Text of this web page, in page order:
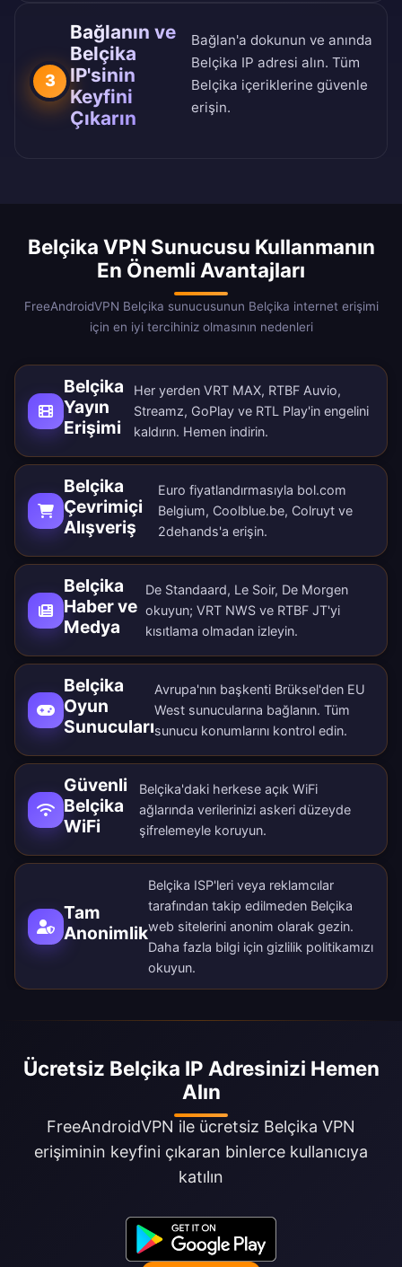
3
Bağlanın ve
Belçika
IP'sinin
Keyfini
Çıkarın
Bağlan'a dokunun ve anında
Belçika IP adresi alın. Tüm
Belçika içeriklerine güvenle
erişin.
Belçika VPN Sunucusu Kullanmanın
En Önemli Avantajları
FreeAndroidVPN Belçika sunucusunun Belçika internet erişimi
için en iyi tercihiniz olmasının nedenleri
Belçika
Yayın
Erişimi
Her yerden VRT MAX, RTBF Auvio,
Streamz, GoPlay ve RTL Play'in engelini
kaldırın. Hemen indirin.
Belçika
Çevrimiçi
Alışveriş
Euro fiyatlandırmasıyla bol.com
Belgium, Coolblue.be, Colruyt ve
2dehands'a erişin.
Belçika
Haber ve
Medya
De Standaard, Le Soir, De Morgen
okuyun; VRT NWS ve RTBF JT'yi
kısıtlama olmadan izleyin.
Belçika
Oyun
Sunucuları
Avrupa'nın başkenti Brüksel'den EU
West sunucularına bağlanın. Tüm
sunucu konumlarını kontrol edin.
Güvenli
Belçika
WiFi
Belçika'daki herkese açık WiFi
ağlarında verilerinizi askeri düzeyde
şifrelemeyle koruyun.
Tam
Anonimlik
Belçika ISP'leri veya reklamcılar
tarafından takip edilmeden Belçika
web sitelerini anonim olarak gezin.
Daha fazla bilgi için gizlilik politikamızı
okuyun.
Ücretsiz Belçika IP Adresinizi Hemen
Alın
FreeAndroidVPN ile ücretsiz Belçika VPN
erişiminin keyfini çıkaran binlerce kullanıcıya
katılın